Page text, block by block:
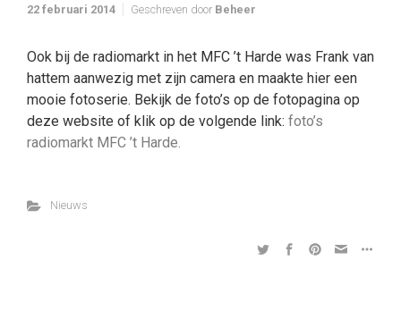
22 februari 2014 Geschreven door Beheer
Ook bij de radiomarkt in het MFC ’t Harde was Frank van
hattem aanwezig met zijn camera en maakte hier een
mooie fotoserie. Bekijk de foto’s op de fotopagina op
deze website of klik op de volgende link: foto’s
radiomarkt MFC ’t Harde.
Nieuws